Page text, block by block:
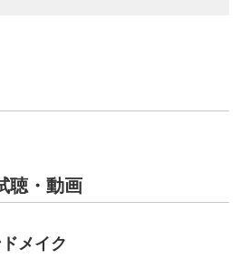
聴・動画
メイク